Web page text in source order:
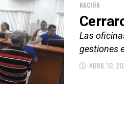
NACIÓN
Las
gestiones
ABRIL 10,